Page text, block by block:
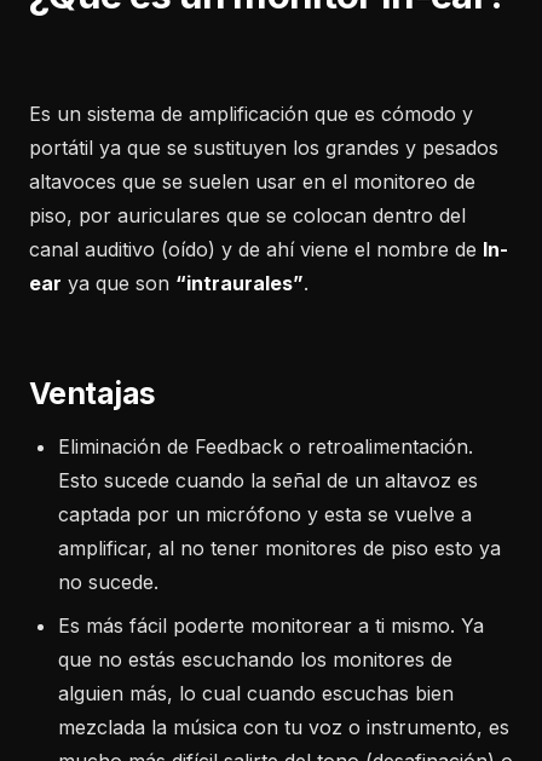
Es un sistema de amplificación que es cómodo y
portátil ya que se sustituyen los grandes y pesados
altavoces que se suelen usar en el monitoreo de
piso, por auriculares que se colocan dentro del
canal auditivo (oído) y de ahí viene el nombre de In-
ear ya que son “intraurales”.
Ventajas
Eliminación de Feedback o retroalimentación.
Esto sucede cuando la señal de un altavoz es
captada por un micrófono y esta se vuelve a
amplificar, al no tener monitores de piso esto ya
no sucede.
Es más fácil poderte monitorear a ti mismo. Ya
que no estás escuchando los monitores de
alguien más, lo cual cuando escuchas bien
mezclada la música con tu voz o instrumento, es